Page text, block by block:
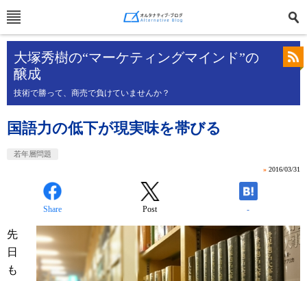
大塚秀樹の“マーケティングマインド”の
醸成
技術で勝って、商売で負けていませんか？
国語力の低下が現実味を帯びる
若年層問題
» 2016/03/31
Share Post -
先
日
も